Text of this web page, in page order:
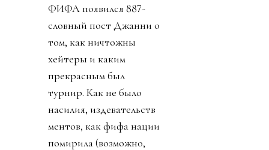
ФИФА появился 887-
словный пост Джанни о
том, как ничтожны
хейтеры и каким
прекрасным был
турнир. Как не было
насилия, издевательств
ментов, как фифа нации
помирила (возможно,